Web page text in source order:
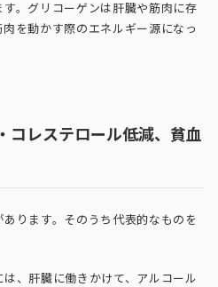
す。グリコーゲンは肝臓や筋肉に存
を動かす際のエネルギー源になっ
コレステロール低減、貧血
ります。そのうち代表的なものを
、肝臓に働きかけて、アルコール